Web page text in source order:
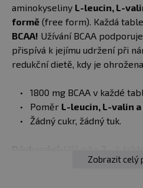
aminokyseliny L-leucin, L-
formě (free form). Každá
BCAA! Užívání BCAA
přispívá k jejímu udržení při
redukční dietě, kdy je
1800 mg BCAA v každé
Poměr L-leucin, L-valin a
Žádný cukr, žádný tuk.
Zobrazit celý